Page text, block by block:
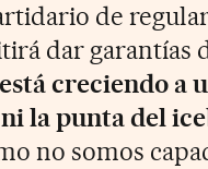
de
dar garantías
creciendo a
la punta del
no somos